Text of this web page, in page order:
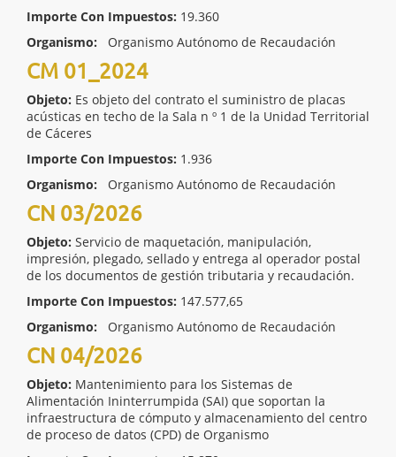
Importe Con Impuestos: 19.360
Organismo:
Organismo Autónomo de Recaudación
CM 01_2024
Objeto: Es objeto del contrato el suministro de placas
acústicas en techo de la Sala n º 1 de la Unidad Territorial
de Cáceres
Importe Con Impuestos: 1.936
Organismo:
Organismo Autónomo de Recaudación
CN 03/2026
Objeto: Servicio de maquetación, manipulación,
impresión, plegado, sellado y entrega al operador postal
de los documentos de gestión tributaria y recaudación.
Importe Con Impuestos: 147.577,65
Organismo:
Organismo Autónomo de Recaudación
CN 04/2026
Objeto: Mantenimiento para los Sistemas de
Alimentación Ininterrumpida (SAI) que soportan la
infraestructura de cómputo y almacenamiento del centro
de proceso de datos (CPD) de Organismo